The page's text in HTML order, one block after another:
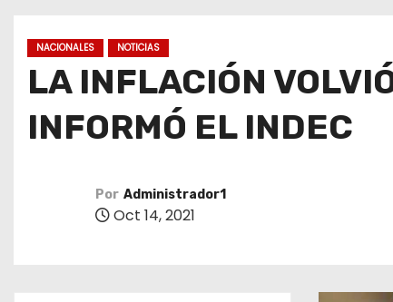
NACIONALES NOTICIAS
LA INFLACIÓN
INFORMÓ EL INDEC
Por Administrador1
Oct 14, 2021